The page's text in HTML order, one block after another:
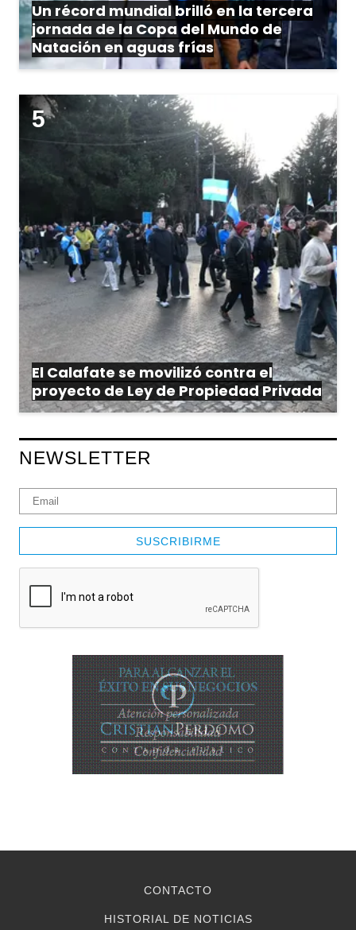
Un récord mundial brilló en la tercera
jornada de la Copa del Mundo de
Natación en aguas frías
El Calafate se movilizó contra el
proyecto de Ley de Propiedad Privada
NEWSLETTER
SUSCRIBIRME
CONTACTO
HISTORIAL DE NOTICIAS